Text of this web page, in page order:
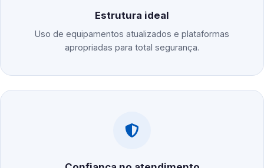
Estrutura ideal
Uso de equipamentos atualizados e plataformas
apropriadas para total segurança.